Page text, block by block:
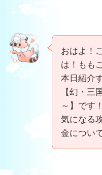
おはよ！
は！もも
本日紹介
【幻・三
～】です！
気になる
金につい